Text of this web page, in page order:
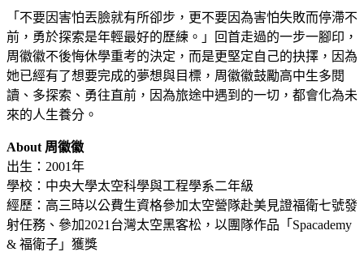
「不要因害怕丟臉就有所卻步，更不要因為害怕失敗而停滯不
前，勇於探索是年輕最好的歷練。」回首走過的一步一腳印，
周徽徽不後悔休學重考的決定，而是更堅定自己的抉擇，因為
她已經有了想要完成的夢想與目標，周徽徽鼓勵高中生多閱
讀、多探索、勇往直前，因為旅途中遇到的一切，都會化為未
來的人生養分。
About 周徽徽
出生：2001年
學校：中央大學太空科學與工程學系二年級
經歷：高三時以公費生資格參加太空營隊赴美見證福衛七號發
射任務、參加2021台灣太空黑客松，以團隊作品「Spacademy
& 福衛子」獲獎